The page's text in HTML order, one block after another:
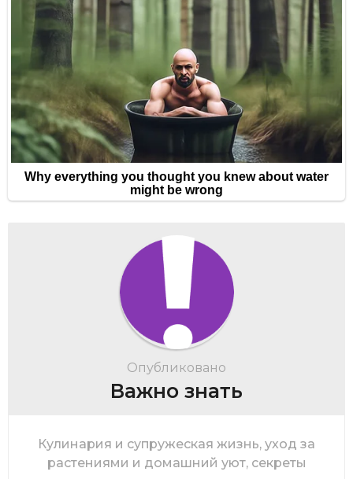
Опубликовано
Важно знать
Кулинария и супружеская жизнь, уход за
растениями и домашний уют, секреты